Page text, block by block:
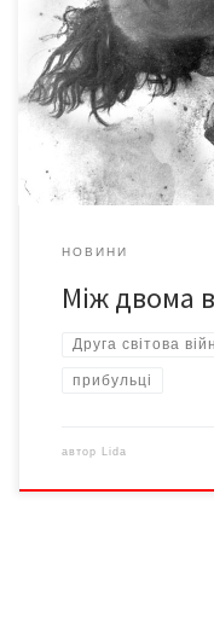
серію публікацій,
Другій світовій війні.
майже ніколи ще не
першою реакцією є
підручниках, у нашому
НОВИНИ
Між двома
Друга світова
прибульці
автор Lida